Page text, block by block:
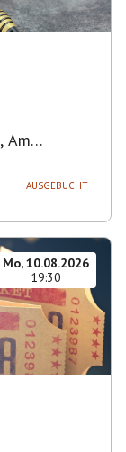
, Am
AUSGEBUCHT
Mo, 10.08.2026
19:30